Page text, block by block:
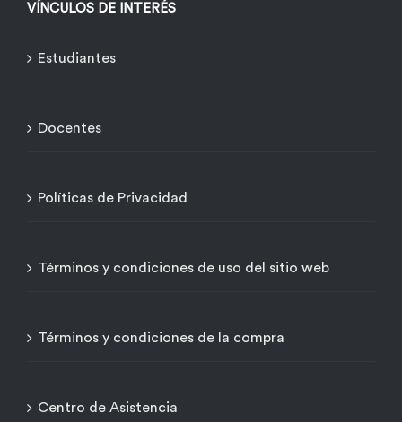
VÍNCULOS DE INTERÉS
Estudiantes
Docentes
Políticas de Privacidad
Términos y condiciones de uso del sitio web
Términos y condiciones de la compra
Centro de Asistencia